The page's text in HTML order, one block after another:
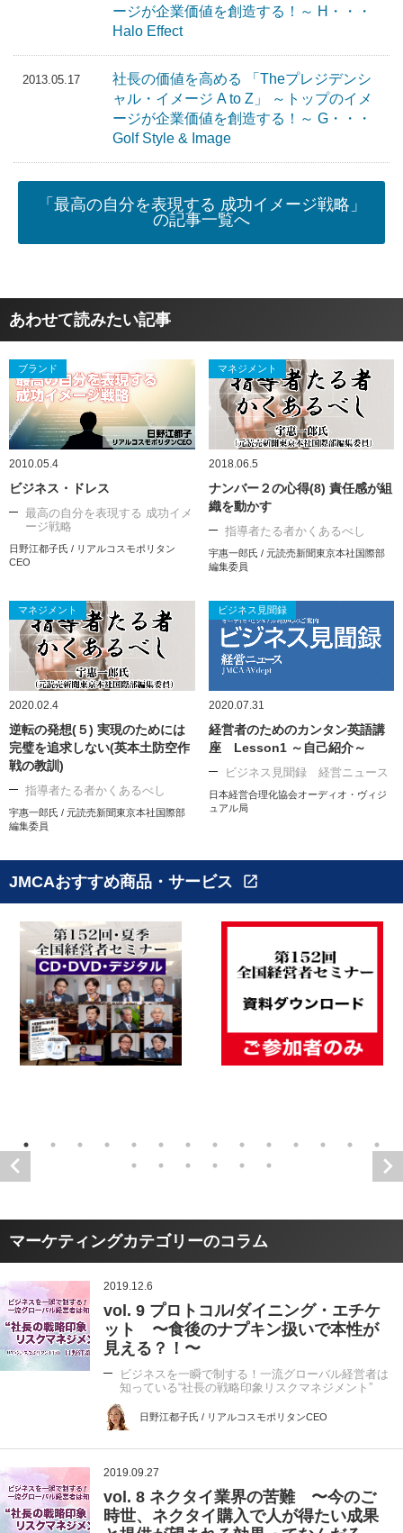
ージが企業価値を創造する！～ H・・・
Halo Effect
2013.05.17
社長の価値を高める 「Theプレジデンシ
ャル・イメージ A to Z」 ～トップのイメ
ージが企業価値を創造する！～ G・・・
Golf Style & Image
「最高の自分を表現する 成功イメージ戦略」
の記事一覧へ
あわせて読みたい記事
ブランド
2010.05.4
ビジネス・ドレス
最高の自分を表現する 成功イメ
ージ戦略
日野江都子氏 / リアルコスモポリタン
CEO
マネジメント
2018.06.5
ナンバー２の心得(8) 責任感が組
織を動かす
指導者たる者かくあるべし
宇惠一郎氏 / 元読売新聞東京本社国際部
編集委員
マネジメント
2020.02.4
逆転の発想(５) 実現のためには
完璧を追求しない(英本土防空作
戦の教訓)
指導者たる者かくあるべし
宇惠一郎氏 / 元読売新聞東京本社国際部
編集委員
ビジネス見聞録
2020.07.31
経営者のためのカンタン英語講
座 Lesson1 ～自己紹介～
ビジネス見聞録 経営ニュース
日本経営合理化協会オーディオ・ヴィジ
ュアル局
JMCAおすすめ商品・サービス open_in_new
マーケティングカテゴリーのコラム
2019.12.6
vol. 9 プロトコル/ダイニング・エチケ
ット 〜食後のナプキン扱いで本性が
見える？！〜
ビジネスを一瞬で制する！一流グローバル経営者は
知っている“社長の戦略印象リスクマネジメント”
日野江都子氏 / リアルコスモポリタンCEO
2019.09.27
vol. 8 ネクタイ業界の苦難 〜今のご
時世、ネクタイ購入で人が得たい成果